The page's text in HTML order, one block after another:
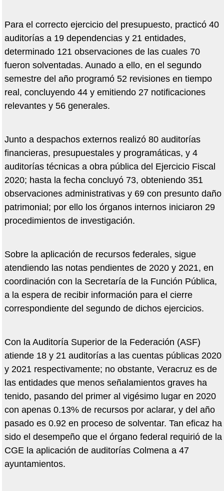
Para el correcto ejercicio del presupuesto, practicó 40
auditorías a 19 dependencias y 21 entidades,
determinado 121 observaciones de las cuales 70
fueron solventadas. Aunado a ello, en el segundo
semestre del año programó 52 revisiones en tiempo
real, concluyendo 44 y emitiendo 27 notificaciones
relevantes y 56 generales.
Junto a despachos externos realizó 80 auditorías
financieras, presupuestales y programáticas, y 4
auditorías técnicas a obra pública del Ejercicio Fiscal
2020; hasta la fecha concluyó 73, obteniendo 351
observaciones administrativas y 69 con presunto daño
patrimonial; por ello los órganos internos iniciaron 29
procedimientos de investigación.
Sobre la aplicación de recursos federales, sigue
atendiendo las notas pendientes de 2020 y 2021, en
coordinación con la Secretaría de la Función Pública,
a la espera de recibir información para el cierre
correspondiente del segundo de dichos ejercicios.
Con la Auditoría Superior de la Federación (ASF)
atiende 18 y 21 auditorías a las cuentas públicas 2020
y 2021 respectivamente; no obstante, Veracruz es de
las entidades que menos señalamientos graves ha
tenido, pasando del primer al vigésimo lugar en 2020
con apenas 0.13% de recursos por aclarar, y del año
pasado es 0.92 en proceso de solventar. Tan eficaz ha
sido el desempeño que el órgano federal requirió de la
CGE la aplicación de auditorías Colmena a 47
ayuntamientos.